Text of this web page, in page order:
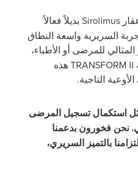
Sirolimus بديلاً فعالاً
السريرية واسعة النطاق
للمرضى أو الأطباء،
TRANSFORM IIهذه
استكمال تسجيل المرضى
نحن فخورون بدعمنا
بالتميز السريري،